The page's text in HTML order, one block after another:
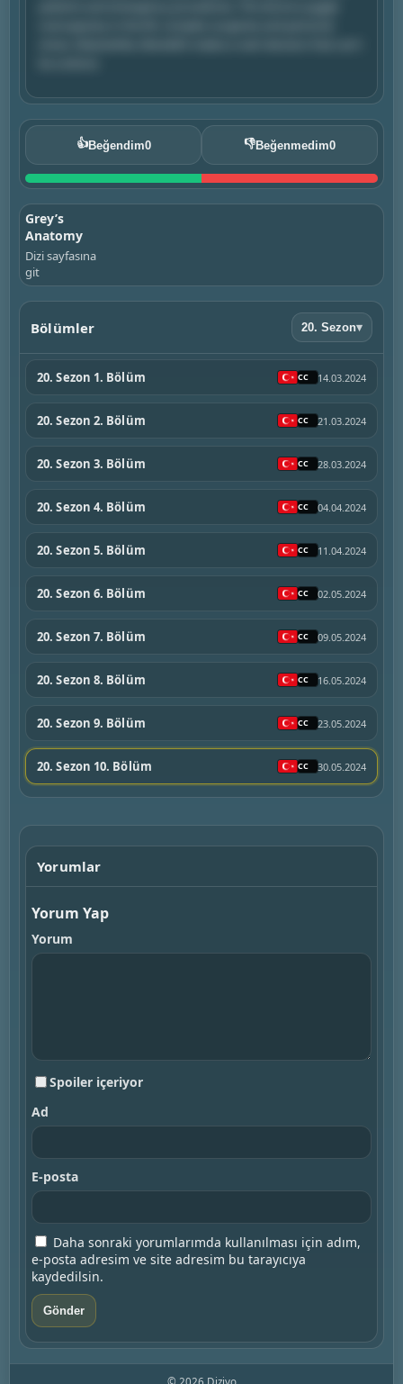
👍Beğendim0 👎Beğenmedim0
Grey’s
Anatomy
Dizi sayfasına
git
Bölümler 20. Sezon▾
20. Sezon 1. Bölüm 14.03.2024
20. Sezon 2. Bölüm 21.03.2024
20. Sezon 3. Bölüm 28.03.2024
20. Sezon 4. Bölüm 04.04.2024
20. Sezon 5. Bölüm 11.04.2024
20. Sezon 6. Bölüm 02.05.2024
20. Sezon 7. Bölüm 09.05.2024
20. Sezon 8. Bölüm 16.05.2024
20. Sezon 9. Bölüm 23.05.2024
20. Sezon 10. Bölüm 30.05.2024
Yorumlar
Yorum Yap
Yorum
Spoiler içeriyor
Ad
E-posta
Daha sonraki yorumlarımda kullanılması için adım,
e-posta adresim ve site adresim bu tarayıcıya
kaydedilsin.